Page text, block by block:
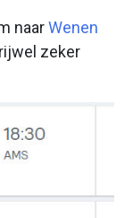
naarWenen
zeker